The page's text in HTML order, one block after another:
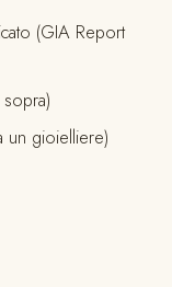
(GIA Report
un gioielliere)